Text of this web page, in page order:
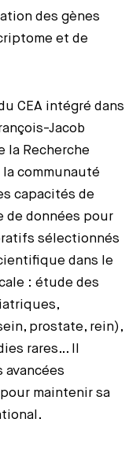
des gènes
et de
CEA intégré dans
Jacob
la Recherche
la communauté
capacités de
de données pour
sélectionnés
dans le
: étude des
prostate, rein),
rares… Il
maintenir sa